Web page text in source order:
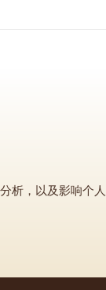
析，以及影响个